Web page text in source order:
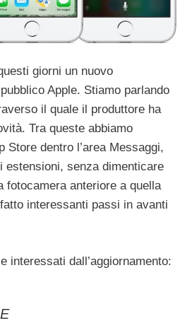
giorni un nuovo
Apple. Stiamo parlando
il quale il produttore ha
Tra queste abbiamo
Store dentro l’area Messaggi,
estensioni, senza dimenticare
fotocamera anteriore a quella
interessanti passi in avanti
interessati dall’aggiornamento: